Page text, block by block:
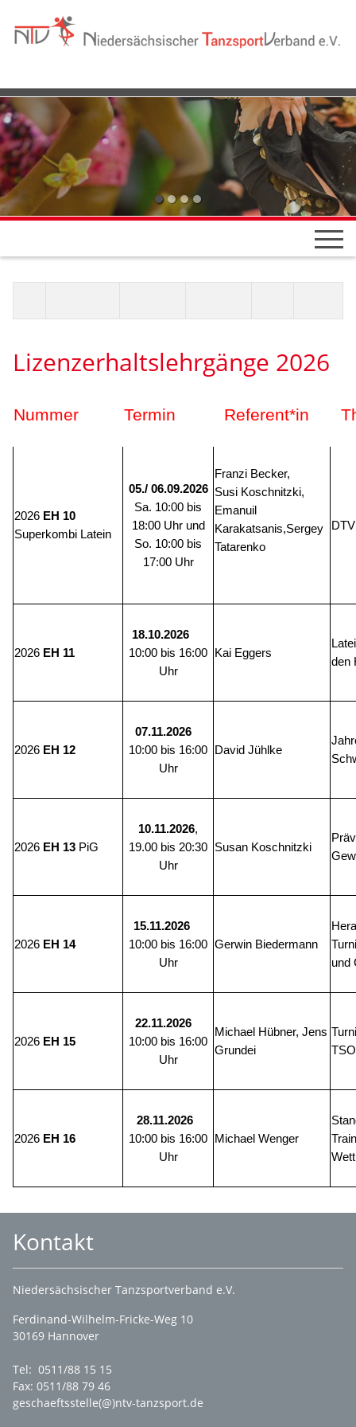
Lizenzerhaltslehrgänge 2026
Nummer Termin Referent*in
2026 EH 10
Superkombi Latein
05./ 06.09.2026
Sa. 10:00 bis
18:00 Uhr und
So. 10:00 bis
17:00 Uhr
Franzi Becker,
Susi Koschnitzki,
Emanuil
Karakatsanis,Sergey
Tatarenko
2026 EH 11
18.10.2026
10:00 bis 16:00
Uhr
Kai Eggers
den
2026 EH 12
07.11.2026
10:00 bis 16:00
Uhr
David Jühlke
2026 EH 13 PiG
10.11.2026,
19.00 bis 20:30
Uhr
Susan Koschnitzki
2026 EH 14
15.11.2026
10:00 bis 16:00
Uhr
Gerwin Biedermann
und
2026 EH 15
22.11.2026
10:00 bis 16:00
Uhr
Michael Hübner, Jens
Grundei
TSO
2026 EH 16
28.11.2026
10:00 bis 16:00
Uhr
Michael Wenger
Kontakt
Niedersächsischer Tanzsportverband e.V.
Ferdinand-Wilhelm-Fricke-Weg 10
30169 Hannover
Tel: 0511/88 15 15
Fax: 0511/88 79 46
geschaeftsstelle(@)ntv-tanzsport.de